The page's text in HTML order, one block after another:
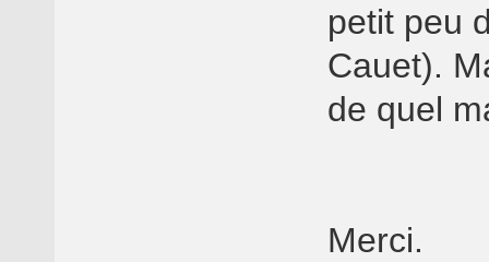
petit peu
Cauet).
de quel
Merci.